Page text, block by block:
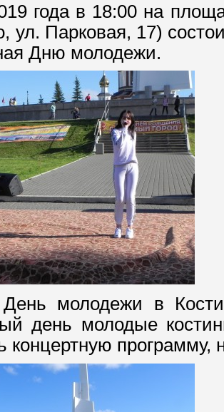
года в 18:00 на
ул. Парковая, 17)
Дню молодежи.
молодежи в
день молодые
концертную программу,